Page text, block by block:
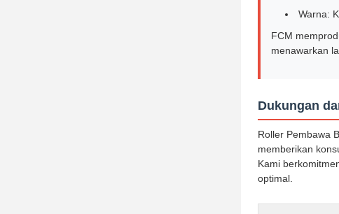
Warna:
FCM
menawarkan
Dukungan
Roller Pembawa
memberikan
Kami
optimal.